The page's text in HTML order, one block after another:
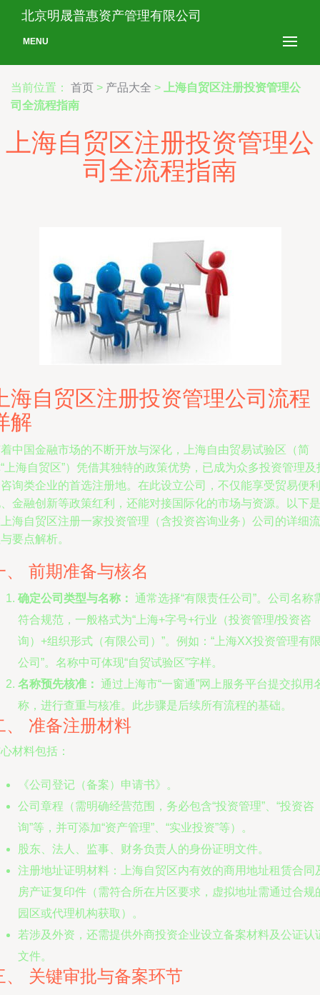
北京明晟普惠资产管理有限公司
MENU
当前位置： 首页 > 产品大全 >
上海自贸区注册投资管理公
司全流程指南
上海自贸区注册投资管理公
司全流程指南
海自贸区注册投资管理公司流程
解
中国金融市场的不断开放与深化，上海自由贸易试验区（简
上海自贸区”）凭借其独特的政策优势，已成为众多投资管理及
询类企业的首选注册地。在此设立公司，不仅能享受贸易便利
金融创新等政策红利，还能对接国际化的市场与资源。以下是
海自贸区注册一家投资管理（含投资咨询业务）公司的详细流
要点解析。
、 前期准备与核名
确定公司类型与名称： 通常选择“有限责任公司”。公司名称
符合规范，一般格式为“上海+字号+行业（投资管理/投资咨
询）+组织形式（有限公司）”。例如：“上海XX投资管理有
公司”。名称中可体现“自贸试验区”字样。
名称预先核准： 通过上海市“一窗通”网上服务平台提交拟用
称，进行查重与核准。此步骤是后续所有流程的基础。
、 准备注册材料
材料包括：
《公司登记（备案）申请书》。
公司章程（需明确经营范围，务必包含“投资管理”、“投资咨
询”等，并可添加“资产管理”、“实业投资”等）。
股东、法人、监事、财务负责人的身份证明文件。
注册地址证明材料：上海自贸区内有效的商用地址租赁合同
房产证复印件（需符合所在片区要求，虚拟地址需通过合规
园区或代理机构获取）。
若涉及外资，还需提供外商投资企业设立备案材料及公证认
文件。
、 关键审批与备案环节